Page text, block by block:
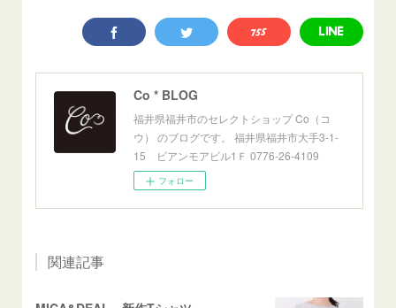
Co * BLOG
福井県福井市のセレクトショップ Co（コ
ウ） のブログです。 福井県福井市大手3-1-
15 ビアンモアビル1Ｆ 0776-26-4109
フォロー
関連記事